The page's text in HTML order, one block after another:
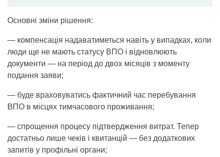
Основні зміни рішення:
— компенсація надаватиметься навіть у випадках, коли
люди ще не мають статусу ВПО і відновлюють
документи — на період до двох місяців з моменту
подання заяви;
— буде враховуватись фактичний час перебування
ВПО в місцях тимчасового проживання;
— спрощення процесу підтвердження витрат. Тепер
достатньо лише чеків і квитанцій — без додаткових
запитів у профільні органи;